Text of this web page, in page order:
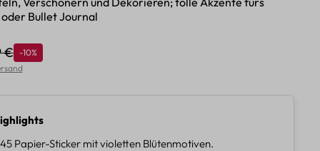
Bullet Journal
Preis:
€ Rabatt
-10%
Papier-Sticker mit violetten Blütenmotiven.